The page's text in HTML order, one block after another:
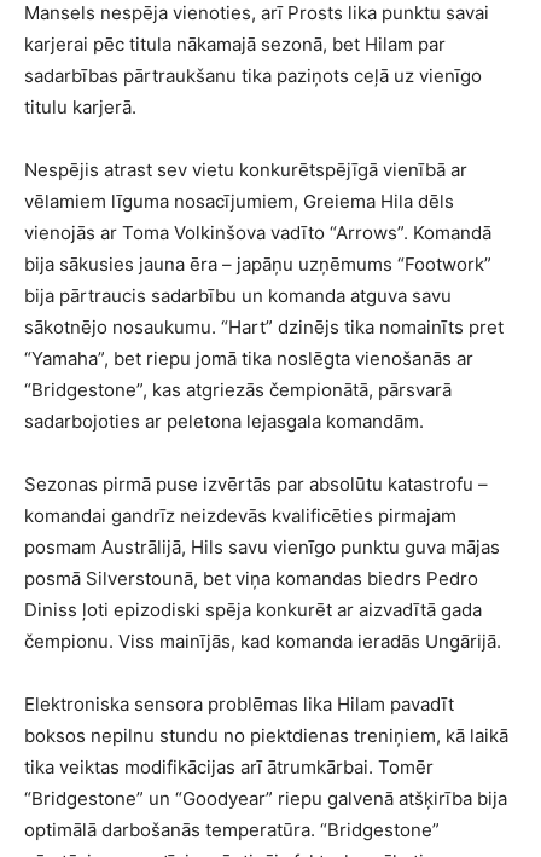
Mansels nespēja vienoties, arī Prosts lika punktu savai
karjerai pēc titula nākamajā sezonā, bet Hilam par
sadarbības pārtraukšanu tika paziņots ceļā uz vienīgo
titulu karjerā.
Nespējis atrast sev vietu konkurētspējīgā vienībā ar
vēlamiem līguma nosacījumiem, Greiema Hila dēls
vienojās ar Toma Volkinšova vadīto “Arrows”. Komandā
bija sākusies jauna ēra – japāņu uzņēmums “Footwork”
bija pārtraucis sadarbību un komanda atguva savu
sākotnējo nosaukumu. “Hart” dzinējs tika nomainīts pret
“Yamaha”, bet riepu jomā tika noslēgta vienošanās ar
“Bridgestone”, kas atgriezās čempionātā, pārsvarā
sadarbojoties ar peletona lejasgala komandām.
Sezonas pirmā puse izvērtās par absolūtu katastrofu –
komandai gandrīz neizdevās kvalificēties pirmajam
posmam Austrālijā, Hils savu vienīgo punktu guva mājas
posmā Silverstounā, bet viņa komandas biedrs Pedro
Diniss ļoti epizodiski spēja konkurēt ar aizvadītā gada
čempionu. Viss mainījās, kad komanda ieradās Ungārijā.
Elektroniska sensora problēmas lika Hilam pavadīt
boksos nepilnu stundu no piektdienas treniņiem, kā laikā
tika veiktas modifikācijas arī ātrumkārbai. Tomēr
“Bridgestone” un “Goodyear” riepu galvenā atšķirība bija
optimālā darbošanās temperatūra. “Bridgestone”